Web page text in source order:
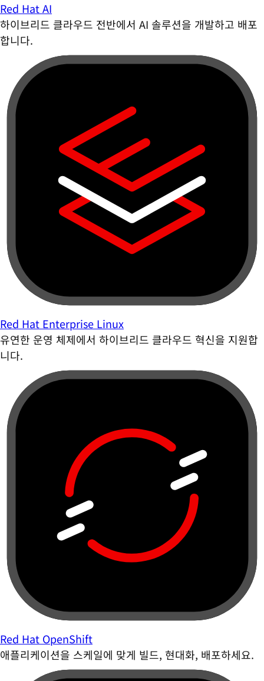
Red Hat AI
하이브리드 클라우드 전반에서 AI 솔루션을 개발하고 배포
합니다.
Red Hat Enterprise Linux
유연한 운영 체제에서 하이브리드 클라우드 혁신을 지원합
니다.
Red Hat OpenShift
애플리케이션을 스케일에 맞게 빌드, 현대화, 배포하세요.